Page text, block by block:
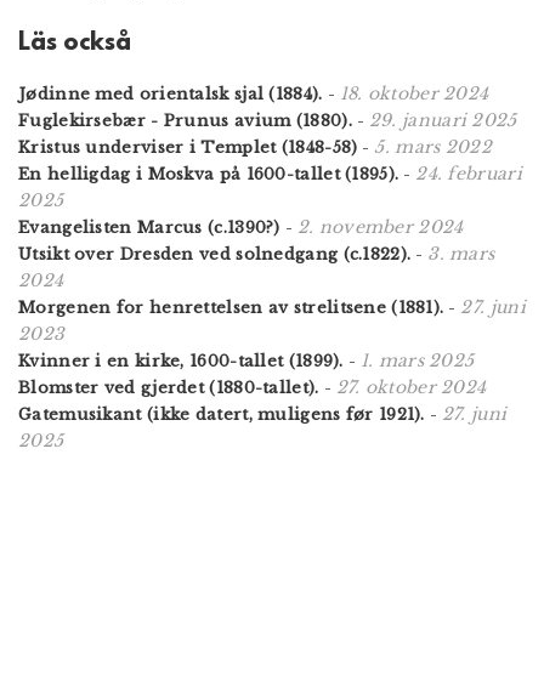
Läs också
Jødinne med orientalsk sjal (1884). - 18. oktober 2024
Fuglekirsebær - Prunus avium (1880).- 29. januari 2025
Kristus underviser i Templet (1848-58) -5. mars 2022
En helligdag i Moskva på 1600-tallet (1895). - 24. februari
2025
Evangelisten Marcus (c.1390?) - 2. november 2024
Utsikt over Dresden ved solnedgang (c.1822). - 3. mars
2024
Morgenen for henrettelsen av strelitsene (1881). - 27. juni
2023
Kvinner i en kirke, 1600-tallet (1899). - 1. mars 2025
Blomster ved gjerdet (1880-tallet). - 27. oktober 2024
Gatemusikant (ikke datert, muligens før 1921). - 27. juni
2025